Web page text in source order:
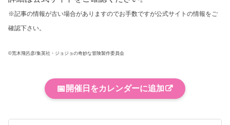
※記事の情報が古い場合がありますのでお手数ですが公式サイトの情報をご
確認下さい。
©荒木飛呂彦/集英社・ジョジョの奇妙な冒険製作委員会
📅 開催日をカレンダーに追加